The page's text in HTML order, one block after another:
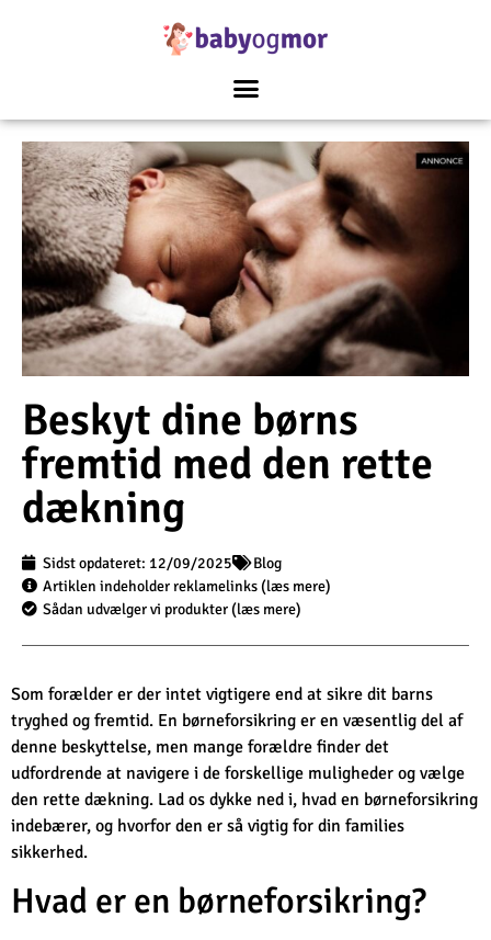
Beskyt dine børns
fremtid med den rette
dækning
Sidst opdateret: 12/09/2025
Blog
Artiklen indeholder reklamelinks (læs mere)
Sådan udvælger vi produkter (læs mere)
Som forælder er der intet vigtigere end at sikre dit barns
tryghed og fremtid. En børneforsikring er en væsentlig del af
denne beskyttelse, men mange forældre finder det
udfordrende at navigere i de forskellige muligheder og vælge
den rette dækning. Lad os dykke ned i, hvad en børneforsikring
indebærer, og hvorfor den er så vigtig for din families
sikkerhed.
Hvad er en børneforsikring?